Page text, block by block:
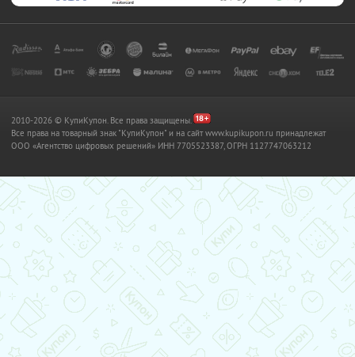
2010-2026 © КупиКупон. Все права защищены.
Все права на товарный знак "КупиКупон" и на сайт www.kupikupon.ru принадлежат
OOO «Агентство цифровых решений» ИНН 7705523387, ОГРН 1127747063212